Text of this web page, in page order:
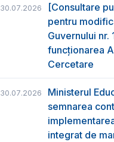
30.07.2026
[Consultare
pentru
Guvernului
funcţionarea
Cercetare
30.07.2026
Ministerul
semnarea
integrat de